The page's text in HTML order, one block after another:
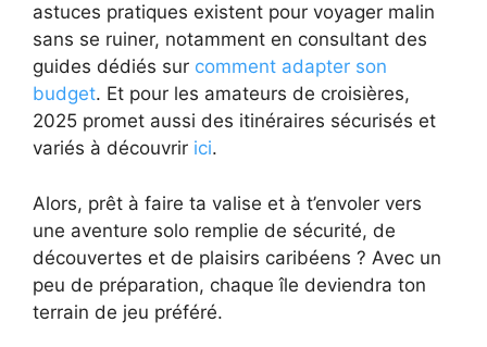
astuces pratiques existent pour voyager malin
sans se ruiner, notamment en consultant des
guides dédiés sur comment adapter son
budget. Et pour les amateurs de croisières,
2025 promet aussi des itinéraires sécurisés et
variés à découvrir ici.
Alors, prêt à faire ta valise et à t’envoler vers
une aventure solo remplie de sécurité, de
découvertes et de plaisirs caribéens ? Avec un
peu de préparation, chaque île deviendra ton
terrain de jeu préféré.